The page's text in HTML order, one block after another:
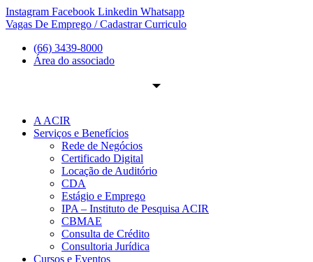
Ir
para
conteúdo
Instagram Facebook Linkedin Whatsapp
Vagas De Emprego / Cadastrar Curriculo
(66) 3439-8000
Área do associado
A ACIR
Serviços e Benefícios
Rede de Negócios
Certificado Digital
Locação de Auditório
CDA
Estágio e Emprego
IPA – Instituto de Pesquisa ACIR
CBMAE
Consulta de Crédito
Consultoria Jurídica
Cursos e Eventos